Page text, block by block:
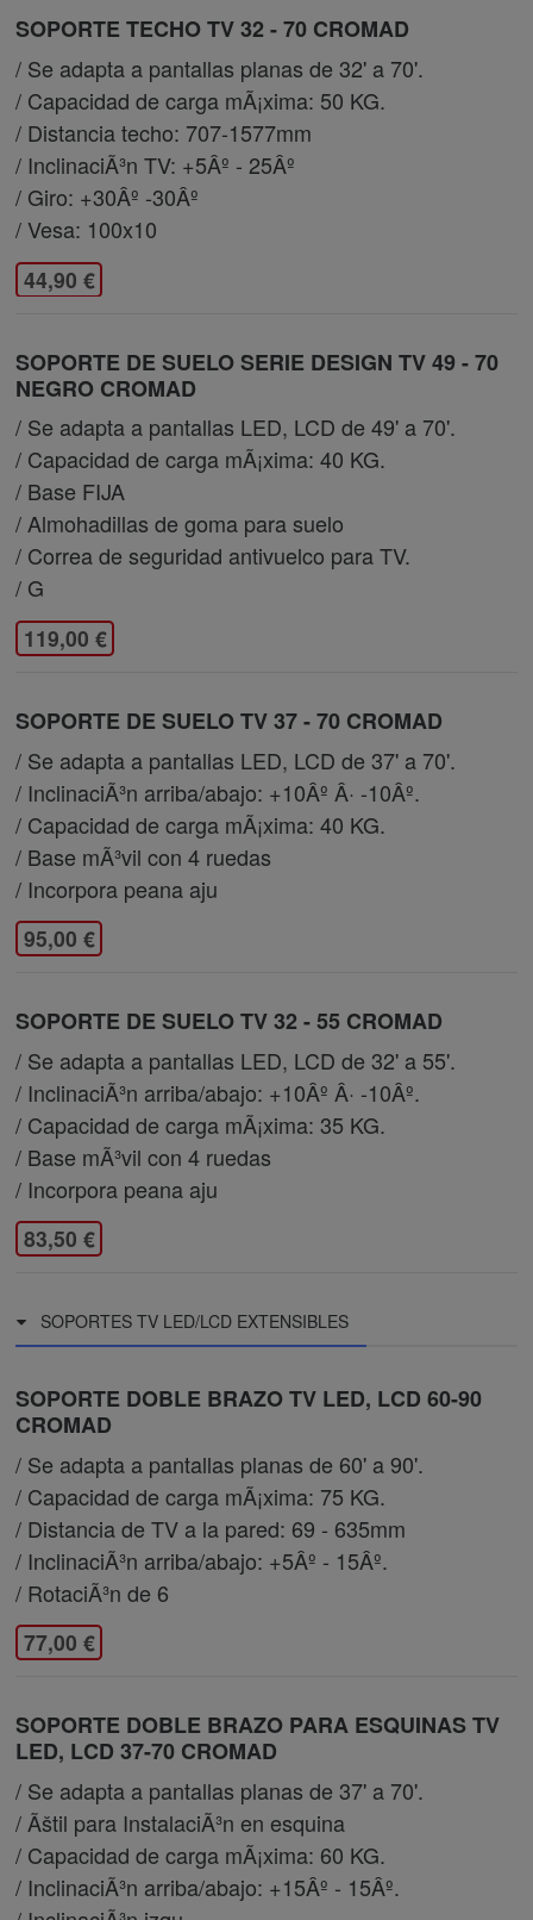
SOPORTE TECHO TV 32 - 70 CROMAD
/ Se adapta a pantallas planas de 32' a 70'.
/ Capacidad de carga mÃ¡xima: 50 KG.
/ Distancia techo: 707-1577mm
/ InclinaciÃ³n TV: +5Âº - 25Âº
/ Giro: +30Âº -30Âº
/ Vesa: 100x10
44,90 €
SOPORTE DE SUELO SERIE DESIGN TV 49 - 70
NEGRO CROMAD
/ Se adapta a pantallas LED, LCD de 49' a 70'.
/ Capacidad de carga mÃ¡xima: 40 KG.
/ Base FIJA
/ Almohadillas de goma para suelo
/ Correa de seguridad antivuelco para TV.
/ G
119,00 €
SOPORTE DE SUELO TV 37 - 70 CROMAD
/ Se adapta a pantallas LED, LCD de 37' a 70'.
/ InclinaciÃ³n arriba/abajo: +10Âº Â· -10Âº.
/ Capacidad de carga mÃ¡xima: 40 KG.
/ Base mÃ³vil con 4 ruedas
/ Incorpora peana aju
95,00 €
SOPORTE DE SUELO TV 32 - 55 CROMAD
/ Se adapta a pantallas LED, LCD de 32' a 55'.
/ InclinaciÃ³n arriba/abajo: +10Âº Â· -10Âº.
/ Capacidad de carga mÃ¡xima: 35 KG.
/ Base mÃ³vil con 4 ruedas
/ Incorpora peana aju
83,50 €
SOPORTES TV LED/LCD EXTENSIBLES
SOPORTE DOBLE BRAZO TV LED, LCD 60-90
CROMAD
/ Se adapta a pantallas planas de 60' a 90'.
/ Capacidad de carga mÃ¡xima: 75 KG.
/ Distancia de TV a la pared: 69 - 635mm
/ InclinaciÃ³n arriba/abajo: +5Âº - 15Âº.
/ RotaciÃ³n de 6
77,00 €
SOPORTE DOBLE BRAZO PARA ESQUINAS TV
LED, LCD 37-70 CROMAD
/ Se adapta a pantallas planas de 37' a 70'.
/ Ãštil para InstalaciÃ³n en esquina
/ Capacidad de carga mÃ¡xima: 60 KG.
/ InclinaciÃ³n arriba/abajo: +15Âº - 15Âº.